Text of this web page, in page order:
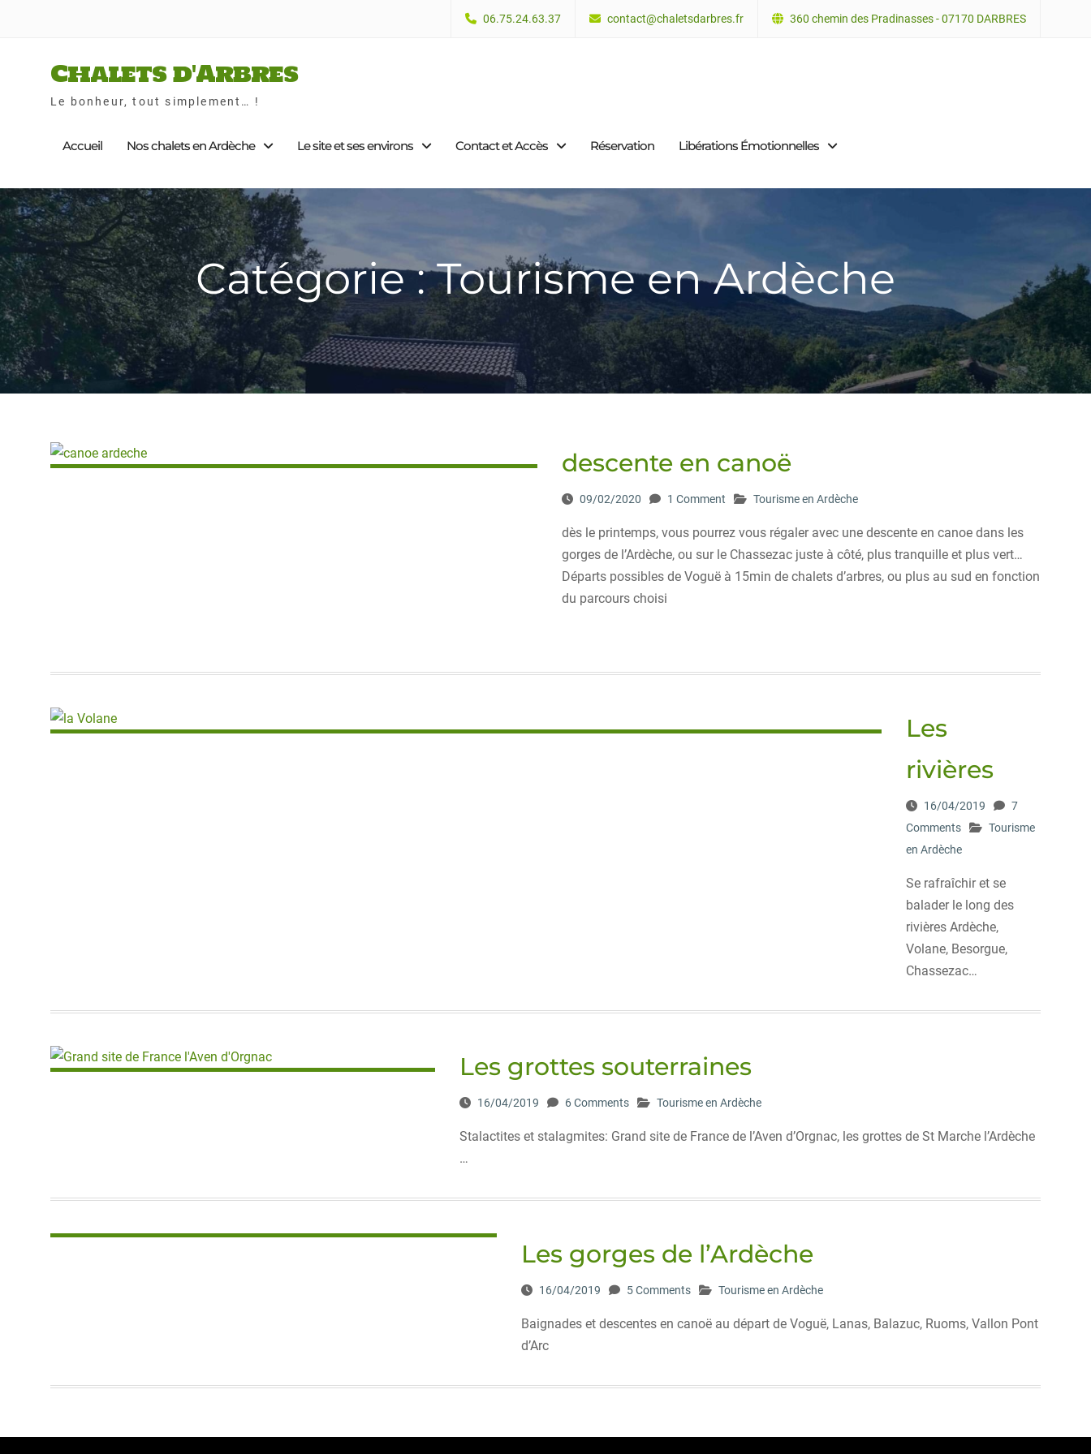
06.75.24.63.37 contact@chaletsdarbres.fr 360 chemin des Pradinasses - 07170 DARBRES
Chalets d'Arbres
Le bonheur, tout simplement… !
Accueil Nos chalets en Ardèche Le site et ses environs Contact et Accès Réservation Libérations Émotionnelles
Catégorie : Tourisme en Ardèche
descente en canoë
09/02/2020 1 Comment Tourisme en Ardèche
dès le printemps, vous pourrez vous régaler avec une descente en canoe dans les
gorges de l’Ardèche, ou sur le Chassezac juste à côté, plus tranquille et plus vert…
Départs possibles de Voguë à 15min de chalets d’arbres, ou plus au sud en fonction
du parcours choisi
Les
rivières
16/04/2019
7
Comments
Tourisme
en Ardèche
Se rafraîchir et se
balader le long des
rivières Ardèche,
Volane, Besorgue,
Chassezac…
Les grottes souterraines
16/04/2019 6 Comments Tourisme en Ardèche
Stalactites et stalagmites: Grand site de France de l’Aven d’Orgnac, les grottes de St Marche l’Ardèche
…
Les gorges de l’Ardèche
16/04/2019 5 Comments Tourisme en Ardèche
Baignades et descentes en canoë au départ de Voguë, Lanas, Balazuc, Ruoms, Vallon Pont
d’Arc